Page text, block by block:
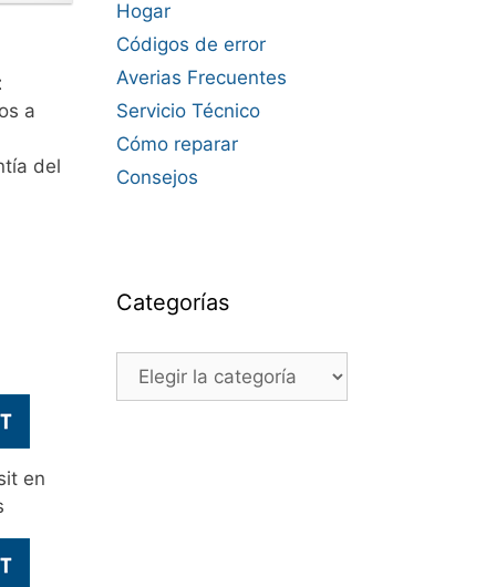
a
del
en
Hogar
Códigos de error
Averias Frecuentes
Servicio Técnico
Cómo reparar
Consejos
Categorías
Categorías